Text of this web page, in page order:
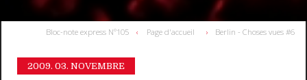
Bloc-note express N°105 Page d'accueil Berlin - Choses vues #6
2009. 03. NOVEMBRE